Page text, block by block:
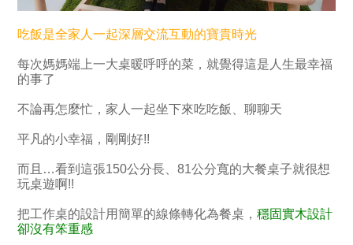
吃飯是全家人一起深層交流互動的寶貴時光
每次媽媽端上一大桌暖呼呼的菜，就覺得這是人生最幸福
的事了
不論再怎麼忙，家人一起坐下來吃吃飯、聊聊天
平凡的小幸福，剛剛好!!
而且…看到這張150公分長、81公分寬的大餐桌子就很想
玩桌遊啊!!
把工作桌的設計用簡單的線條轉化為餐桌，穩固實木設計
卻沒有笨重感